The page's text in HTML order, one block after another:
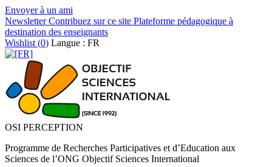
Envoyer à un ami
NewsletterContribuez sur ce site Plateforme pédagogique à
destination des enseignants
Wishlist (0) Langue : FR
OSI PERCEPTION
Programme de Recherches Participatives et d’Education aux
Sciences de l’ONG Objectif Sciences International